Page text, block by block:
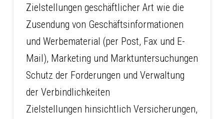
Zielstellungen geschäftlicher Art wie die
Zusendung von Geschäftsinformationen
und Werbematerial (per Post, Fax und E-
Mail), Marketing und Marktuntersuchungen
Schutz der Forderungen und Verwaltung
der Verbindlichkeiten
Zielstellungen hinsichtlich Versicherungen,